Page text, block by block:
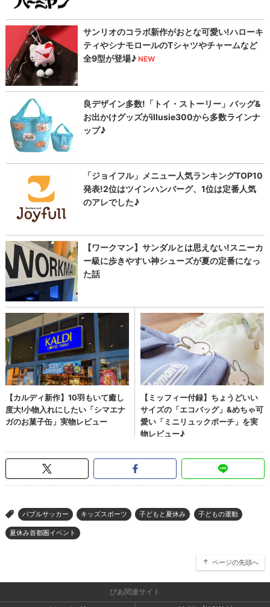
> バブルサッカー キッズスポーツ 子どもと夏休み 子どもの運動
夏休み首都圏イベント
ページの先頭へ
ぴあ関連サイト